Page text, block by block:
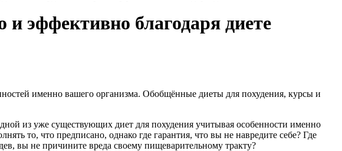
и эффективно благодаря диете
именно вашего организма. Обобщённые диеты для похудения, курсы и
из уже существующих диет для похудения учитывая особенности именно
то, что предписано, однако где гарантия, что вы не навредите себе? Где
вы не причините вреда своему пищеварительному тракту?